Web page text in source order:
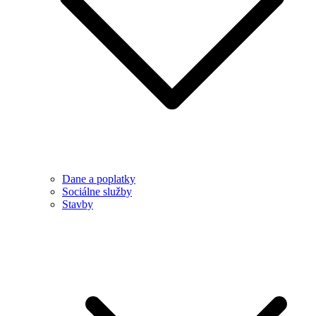
Dane a poplatky
Sociálne služby
Stavby